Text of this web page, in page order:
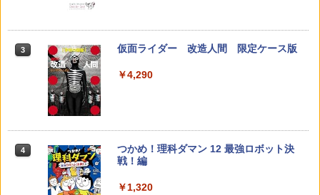
3 先生のためのGoogle AI完全攻略図鑑
￥-
4 子どもが変わる魔法の言葉
￥2,200
￥4,046
￥2,127
3 仮面ライダー 改造人間 限定ケース版
￥4,290
4
つかめ！理科ダマン 12 最強ロボット決
戦！編
￥1,320